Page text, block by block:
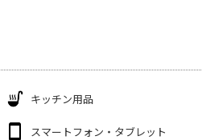
キッチン用品
スマートフォン・タブレット